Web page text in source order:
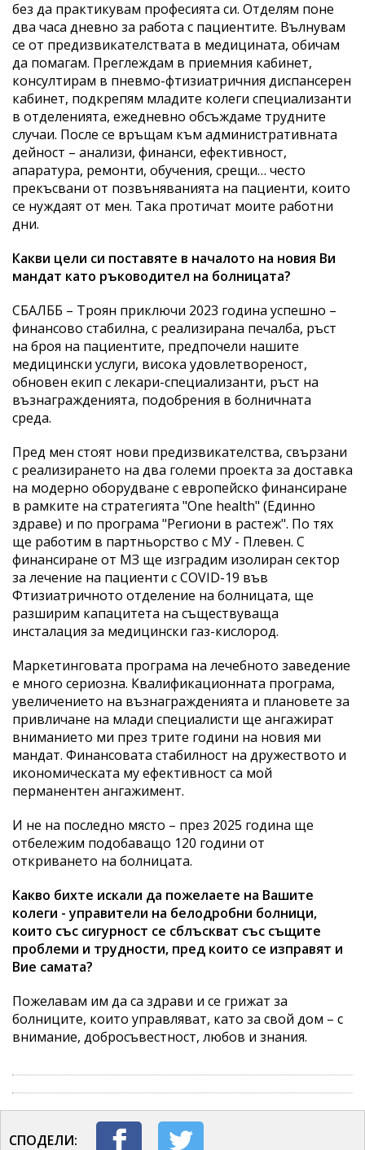
без да практикувам професията си. Отделям поне
два часа дневно за работа с пациентите. Вълнувам
се от предизвикателствата в медицината, обичам
да помагам. Преглеждам в приемния кабинет,
консултирам в пневмо-фтизиатричния диспансерен
кабинет, подкрепям младите колеги специализанти
в отделенията, ежедневно обсъждаме трудните
случаи. После се връщам към административната
дейност – анализи, финанси, ефективност,
апаратура, ремонти, обучения, срещи… често
прекъсвани от позвъняванията на пациенти, които
се нуждаят от мен. Така протичат моите работни
дни.
Какви цели си поставяте в началото на новия Ви
мандат като ръководител на болницата?
СБАЛББ – Троян приключи 2023 година успешно –
финансово стабилна, с реализирана печалба, ръст
на броя на пациентите, предпочели нашите
медицински услуги, висока удовлетвореност,
обновен екип с лекари-специализанти, ръст на
възнагражденията, подобрения в болничната
среда.
Пред мен стоят нови предизвикателства, свързани
с реализирането на два големи проекта за доставка
на модерно оборудване с европейско финансиране
в рамките на стратегията "One health" (Единно
здраве) и по програма "Региони в растеж". По тях
ще работим в партньорство с МУ - Плевен. С
финансиране от МЗ ще изградим изолиран сектор
за лечение на пациенти с COVID-19 във
Фтизиатричното отделение на болницата, ще
разширим капацитета на съществуваща
инсталация за медицински газ-кислород.
Маркетинговата програма на лечебното заведение
е много сериозна. Квалификационната програма,
увеличението на възнагражденията и плановете за
привличане на млади специалисти ще ангажират
вниманието ми през трите години на новия ми
мандат. Финансовата стабилност на дружеството и
икономическата му ефективност са мой
перманентен ангажимент.
И не на последно място – през 2025 година ще
отбележим подобаващо 120 години от
откриването на болницата.
Какво бихте искали да пожелаете на Вашите
колеги - управители на белодробни болници,
които със сигурност се сблъскват със същите
проблеми и трудности, пред които се изправят и
Вие самата?
Пожелавам им да са здрави и се грижат за
болниците, които управляват, като за свой дом – с
внимание, добросъвестност, любов и знания.
СПОДЕЛИ: